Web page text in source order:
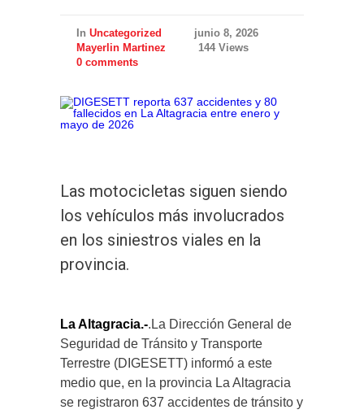
In Uncategorized
junio 8, 2026
Mayerlin Martinez
144 Views
0 comments
Las motocicletas siguen siendo
los vehículos más involucrados
en los siniestros viales en la
provincia.
La Altagracia.-.La Dirección General de
Seguridad de Tránsito y Transporte
Terrestre (DIGESETT) informó a este
medio que, en la provincia La Altagracia
se registraron 637 accidentes de tránsito y